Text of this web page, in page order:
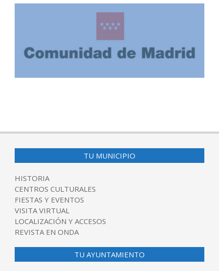
TU MUNICIPIO
HISTORIA
CENTROS CULTURALES
FIESTAS Y EVENTOS
VISITA VIRTUAL
LOCALIZACIÓN Y ACCESOS
REVISTA EN ONDA
TU AYUNTAMIENTO